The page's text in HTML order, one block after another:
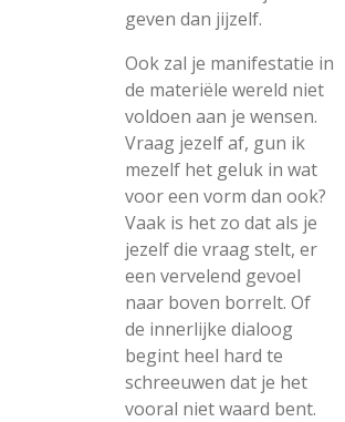
geven dan jijzelf.
Ook zal je manifestatie in
de materiële wereld niet
voldoen aan je wensen.
Vraag jezelf af, gun ik
mezelf het geluk in wat
voor een vorm dan ook?
Vaak is het zo dat als je
jezelf die vraag stelt, er
een vervelend gevoel
naar boven borrelt. Of
de innerlijke dialoog
begint heel hard te
schreeuwen dat je het
vooral niet waard bent.